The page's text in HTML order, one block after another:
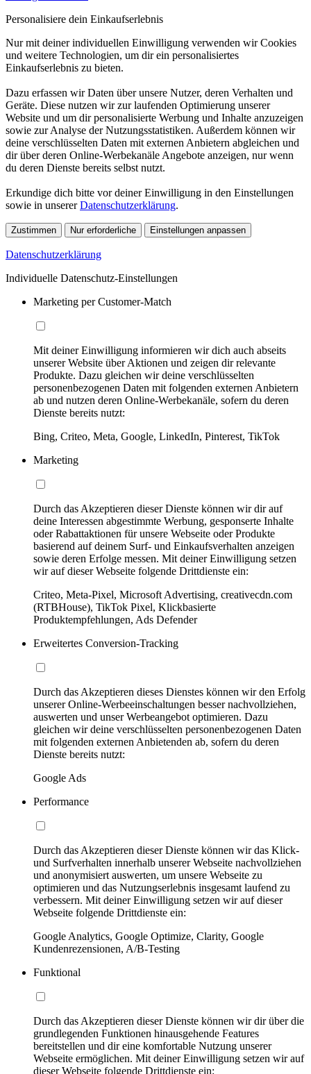
Personalisiere dein Einkaufserlebnis
Nur mit deiner individuellen Einwilligung verwenden wir Cookies
und weitere Technologien, um dir ein personalisiertes
Einkaufserlebnis zu bieten.
Dazu erfassen wir Daten über unsere Nutzer, deren Verhalten und
Geräte. Diese nutzen wir zur laufenden Optimierung unserer
Website und um dir personalisierte Werbung und Inhalte anzuzeigen
sowie zur Analyse der Nutzungsstatistiken. Außerdem können wir
deine verschlüsselten Daten mit externen Anbietern abgleichen und
dir über deren Online-Werbekanäle Angebote anzeigen, nur wenn
du deren Dienste bereits selbst nutzt.
Erkundige dich bitte vor deiner Einwilligung in den Einstellungen
sowie in unsererDatenschutzerklärung.
Zustimmen Nur erforderliche Einstellungen anpassen
Datenschutzerklärung
Individuelle Datenschutz-Einstellungen
Marketing per Customer-Match
Mit deiner Einwilligung informieren wir dich auch abseits
unserer Website über Aktionen und zeigen dir relevante
Produkte. Dazu gleichen wir deine verschlüsselten
personenbezogenen Daten mit folgenden externen Anbietern
ab und nutzen deren Online-Werbekanäle, sofern du deren
Dienste bereits nutzt:
Bing, Criteo, Meta, Google, LinkedIn, Pinterest, TikTok
Marketing
Durch das Akzeptieren dieser Dienste können wir dir auf
deine Interessen abgestimmte Werbung, gesponserte Inhalte
oder Rabattaktionen für unsere Webseite oder Produkte
basierend auf deinem Surf- und Einkaufsverhalten anzeigen
sowie deren Erfolge messen. Mit deiner Einwilligung setzen
wir auf dieser Webseite folgende Drittdienste ein:
Criteo, Meta-Pixel, Microsoft Advertising, creativecdn.com
(RTBHouse), TikTok Pixel, Klickbasierte
Produktempfehlungen, Ads Defender
Erweitertes Conversion-Tracking
Durch das Akzeptieren dieses Dienstes können wir den Erfolg
unserer Online-Werbeeinschaltungen besser nachvollziehen,
auswerten und unser Werbeangebot optimieren. Dazu
gleichen wir deine verschlüsselten personenbezogenen Daten
mit folgenden externen Anbietenden ab, sofern du deren
Dienste bereits nutzt:
Google Ads
Performance
Durch das Akzeptieren dieser Dienste können wir das Klick-
und Surfverhalten innerhalb unserer Webseite nachvollziehen
und anonymisiert auswerten, um unsere Webseite zu
optimieren und das Nutzungserlebnis insgesamt laufend zu
verbessern. Mit deiner Einwilligung setzen wir auf dieser
Webseite folgende Drittdienste ein:
Google Analytics, Google Optimize, Clarity, Google
Kundenrezensionen, A/B-Testing
Funktional
Durch das Akzeptieren dieser Dienste können wir dir über die
grundlegenden Funktionen hinausgehende Features
bereitstellen und dir eine komfortable Nutzung unserer
Webseite ermöglichen. Mit deiner Einwilligung setzen wir auf
dieser Webseite folgende Drittdienste ein: